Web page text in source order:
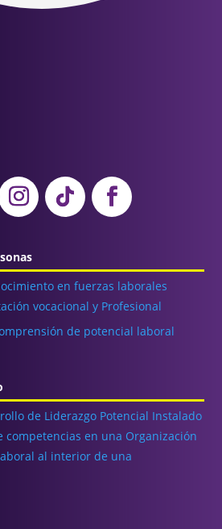
en fuerzas laborales
vocacional y Profesional
de potencial laboral
de Liderazgo Potencial Instalado
competencias en una Organización
al interior de una